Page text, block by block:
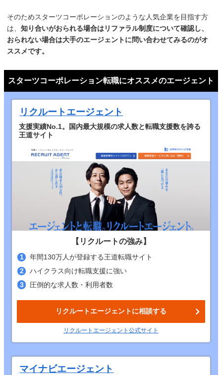
そのためスターツコーポレーションのような人気企業を目指す方
は、知り合いがおられる場合はリファラル制度について確認し、
おられない場合は大手のエージェントに問い合わせてみるのがオ
ススメです。
スターツコーポレーション転職にオススメのエージェント
リクルートエージェント
支援実績No.1。国内最大規模の求人数と転職支援数を誇る
王道サイト
【リクルートの強み】
年間130万人が登録する王道転職サイト
ハイクラス向け転職支援に強い
圧倒的な求人数・利用者数
リクルートエージェントに相談する
リクルートエージェント公式サイト
マイナビエージェント